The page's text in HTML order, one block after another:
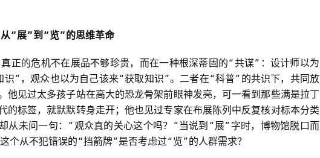
“展”到 “览”的思维革命
正的危机不在展品不够珍贵，而在一种根深蒂固的“共谋” ：设计师以为
识” ，观众也以为自己该来“获取知识”。二者在“科普” 的共识下，共同放
他见过太多孩子站在高大的恐龙骨架前眼神发亮，可一看到那些满是拉丁
的标签，就默默转身走开；他也见过专家在布展陈列中反复核对标本分类
从未问一句：
“观众真的关心这个吗？ ” 当说到 “展” 字时，博物馆脱口而
个从不犯错误的“挡箭牌”是否考虑过“览”的人群需求？